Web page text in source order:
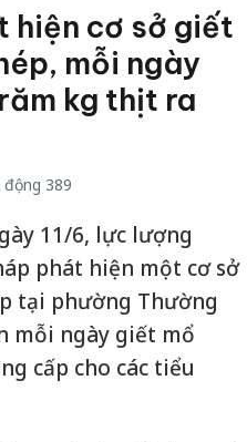
hiện cơ sở giết
mỗi ngày
kg thịt ra
động 389
11/6, lực lượng
phát hiện một cơ sở
tại phường Thường
mỗi ngày giết mổ
cấp cho các tiểu